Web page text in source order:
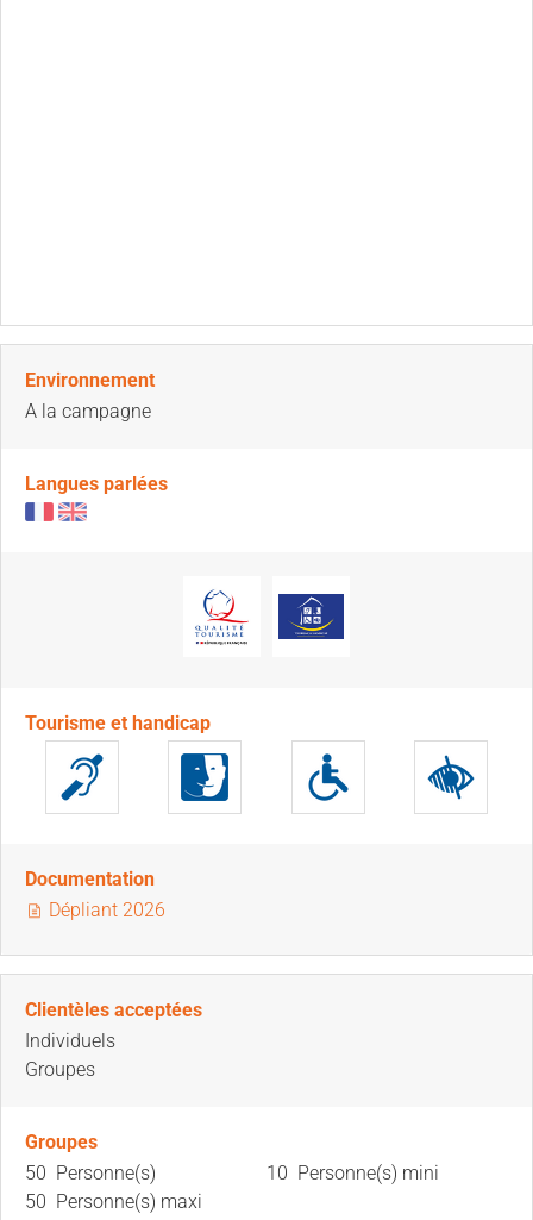
Environnement
A la campagne
Langues parlées
Tourisme et handicap
Documentation
Dépliant 2026
Clientèles acceptées
Individuels
Groupes
Groupes
50 Personne(s)
10 Personne(s) mini
50 Personne(s) maxi